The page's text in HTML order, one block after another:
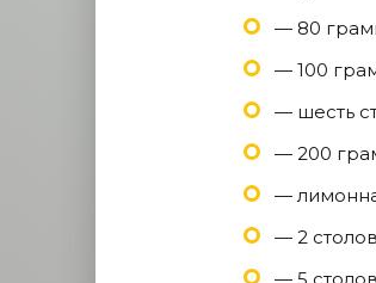
— 80
— 100
— шесть
— 200
—
— 2